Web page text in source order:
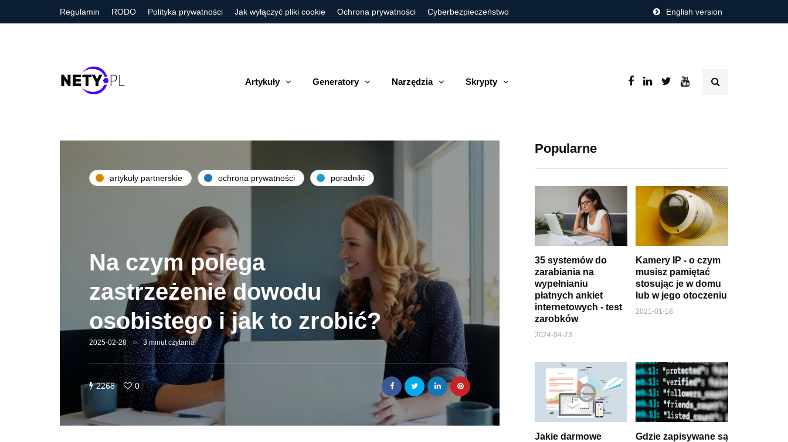
Regulamin RODO Polityka prywatności Jak wyłączyć pliki cookie Ochrona prywatności Cyberbezpieczeństwo English version
Artykuły Generatory Narzędzia Skrypty
artykuły partnerskie ochrona prywatności poradniki
Na czym polega
zastrzeżenie dowodu
osobistego i jak to zrobić?
2025-02-28 3 minut czytania
2268 0
Popularne
35 systemów do
zarabiania na
wypełnianiu
płatnych ankiet
internetowych - test
zarobków
2024-04-23
Kamery IP - o czym
musisz pamiętać
stosując je w domu
lub w jego otoczeniu
2021-01-18
Jakie darmowe
Gdzie zapisywane są